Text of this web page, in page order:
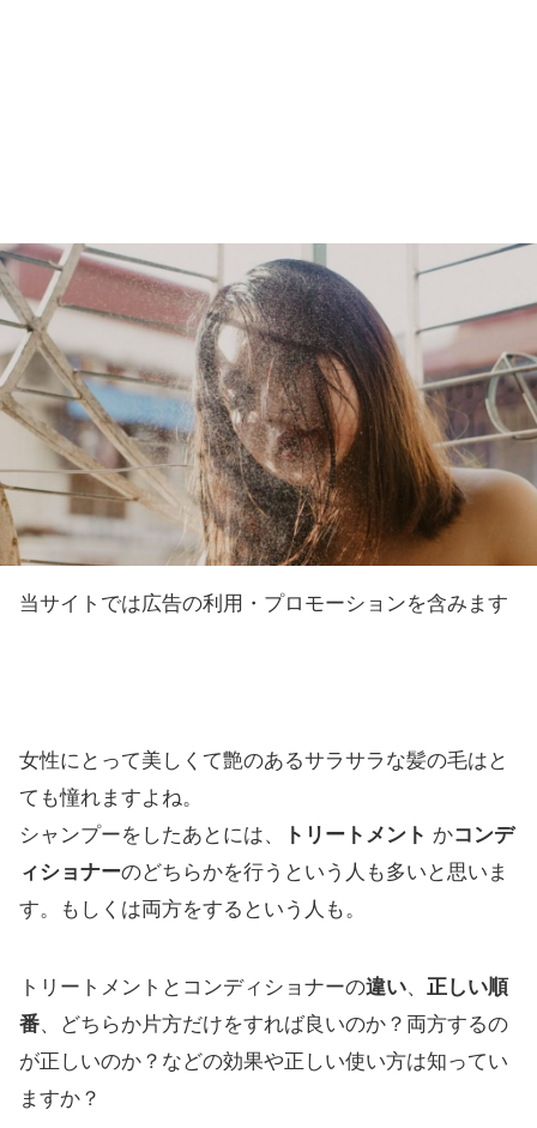
当サイトでは広告の利用・プロモーションを含みます
女性にとって美しくて艶のあるサラサラな髪の毛はと
ても憧れますよね。
シャンプーをしたあとには、
トリートメント かコンデ
ィショナーのどちらかを行うという人も多いと思いま
す。もしくは両方をするという人も。
トリートメントとコンディショナーの違い、 正しい順
番、どちらか片方だけをすれば良いのか？両方するの
が正しいのか？などの効果や正しい使い方は知ってい
ますか？